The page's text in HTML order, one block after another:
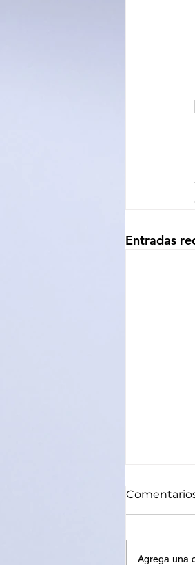
Entradas
Agrega una